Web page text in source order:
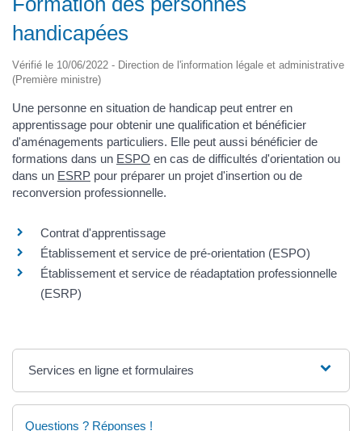
handicapées
Vérifié le 10/06/2022 - Direction de l'information légale et administrative
(Première ministre)
Une personne en situation de handicap peut entrer en
apprentissage pour obtenir une qualification et bénéficier
d'aménagements particuliers. Elle peut aussi bénéficier de
formations dans un ESPO en cas de difficultés d'orientation ou
dans un ESRP pour préparer un projet d'insertion ou de
reconversion professionnelle.
Contrat d'apprentissage
Établissement et service de pré-orientation (ESPO)
Établissement et service de réadaptation professionnelle
(ESRP)
Services en ligne et formulaires
Questions ? Réponses !